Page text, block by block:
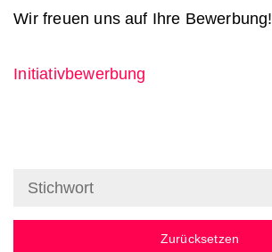
Wir freuen uns auf Ihre Bewerbung!
Initiativbewerbung
Zurücksetzen